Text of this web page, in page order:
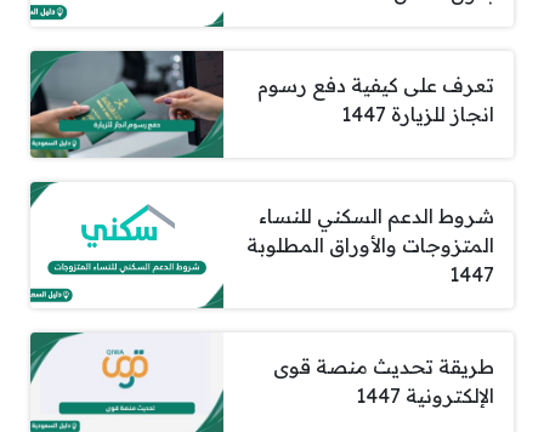
تعرف على كيفية دفع رسوم
انجاز للزيارة 1447
شروط الدعم السكني للنساء
المتزوجات والأوراق المطلوبة
1447
طريقة تحديث منصة قوى
الإلكترونية 1447